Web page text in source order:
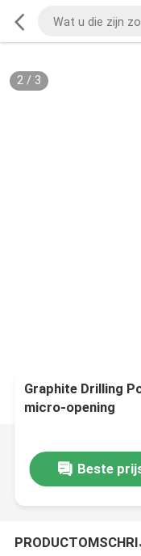
2/ 3
Graphite Drilling
micro-opening
Beste